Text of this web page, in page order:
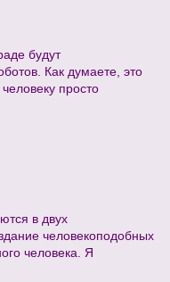
будут
Как думаете, это
просто
в двух
человекоподобных
человека. Я